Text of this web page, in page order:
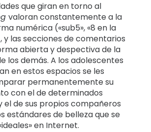
que giran en torno al
valoran constantemente a la
numérica («sub5», «8 en la
y las secciones de comentarios
abierta y despectiva de la
los demás. A los adolescentes
en estos espacios se les
permanentemente su
con el de determinados
el de sus propios compañeros
estándares de belleza que se
en Internet.